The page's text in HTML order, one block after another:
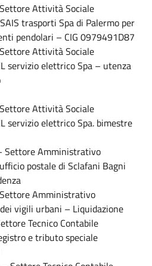
Attività Sociale
trasporti Spa di Palermo per
pendolari – CIG 0979491D87
Attività Sociale
servizio elettrico Spa – utenza
Attività Sociale
servizio elettrico Spa. bimestre
Amministrativo
postale di Sclafani Bagni
Amministrativo
vigili urbani – Liquidazione
Tecnico Contabile
e tributo speciale